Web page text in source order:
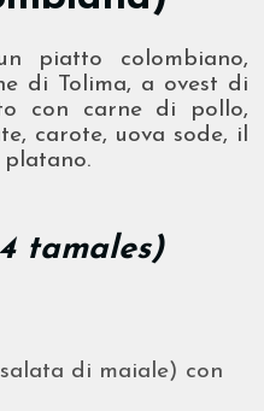
piatto colombiano,
di Tolima, a ovest di
con carne di pollo,
carote, uova sode, il
tamales)
di maiale) con